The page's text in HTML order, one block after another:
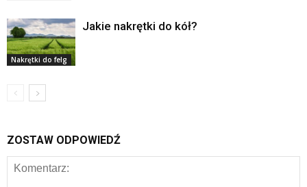
Nakrętki do felg
Jakie nakrętki do kół?
ZOSTAW ODPOWIEDŹ